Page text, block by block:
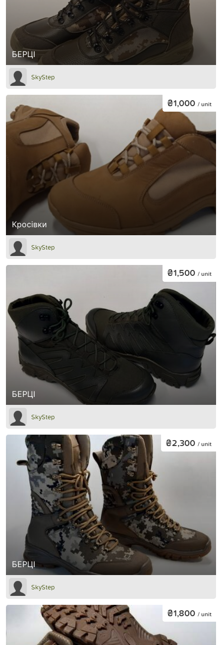
БЕРЦІ
SkyStep
Кросівки
₴1,000 / unit
SkyStep
БЕРЦІ
₴1,500 / unit
SkyStep
БЕРЦІ
₴2,300 / unit
SkyStep
₴1,800 / unit